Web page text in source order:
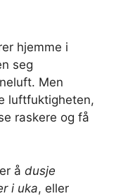
hjemme i
seg
Men
luftfuktigheten,
raskere og få
å dusje
i uka, eller